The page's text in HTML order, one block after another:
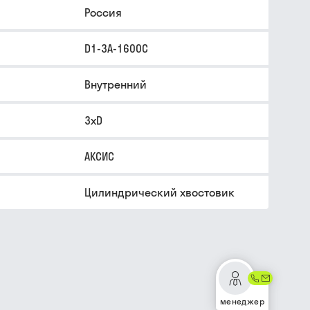
Россия
D1-3A-1600C
Внутренний
3xD
АКСИС
Цилиндрический хвостовик
менеджер